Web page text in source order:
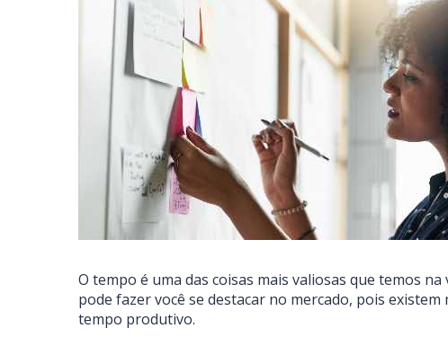
O tempo é uma das coisas mais valiosas que temos
pode fazer você se destacar no mercado, pois
tempo produtivo.